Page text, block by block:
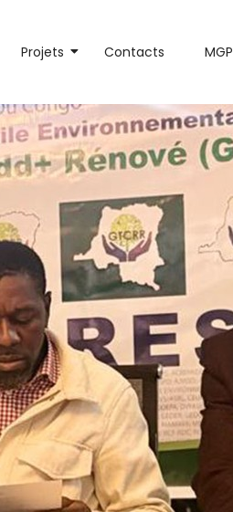
Projets Contacts MGP